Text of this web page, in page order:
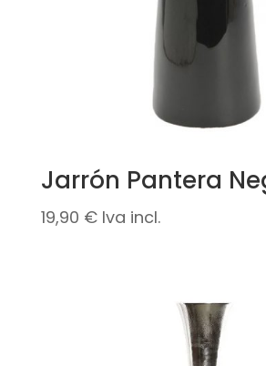
Jarrón Pantera
19,90 € Iva incl.